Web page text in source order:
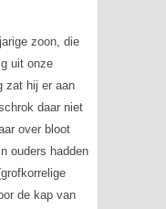
zoon, die
uit onze
zat hij er aan
daar niet
over bloot
ouders hadden
de kap van